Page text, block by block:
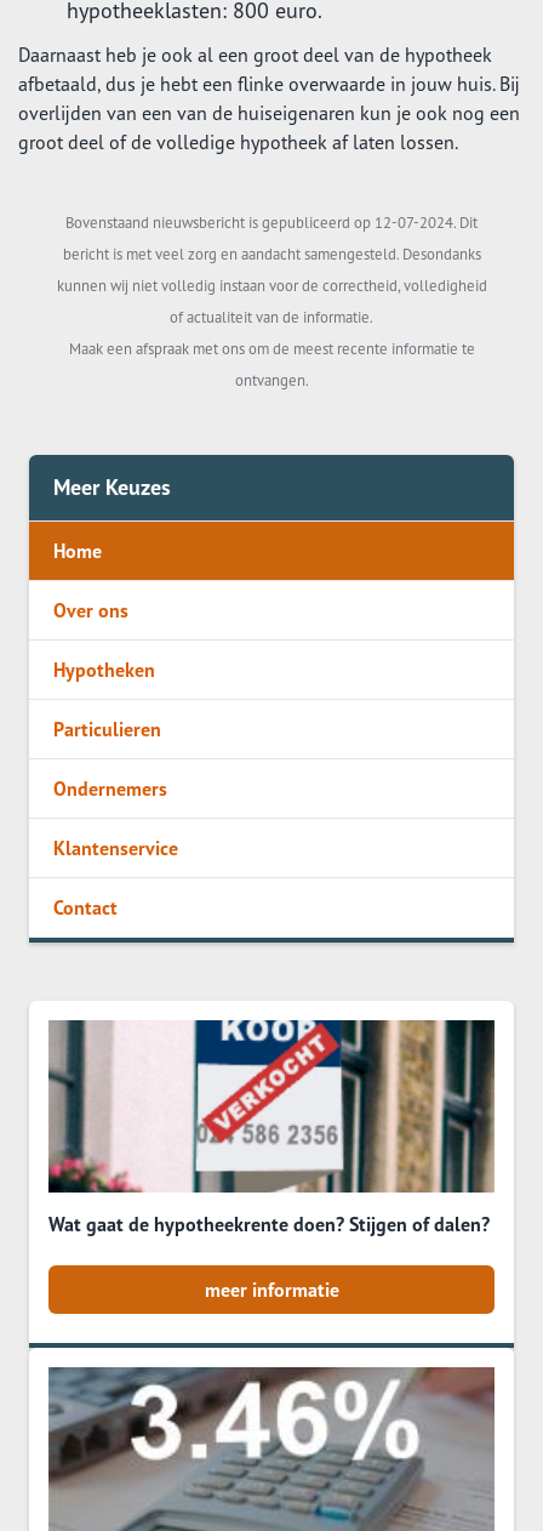
hypotheeklasten: 800 euro.
Daarnaast heb je ook al een groot deel van de hypotheek
afbetaald, dus je hebt een flinke overwaarde in jouw huis. Bij
overlijden van een van de huiseigenaren kun je ook nog een
groot deel of de volledige hypotheek af laten lossen.
Bovenstaand nieuwsbericht is gepubliceerd op 12-07-2024. Dit
bericht is met veel zorg en aandacht samengesteld. Desondanks
kunnen wij niet volledig instaan voor de correctheid, volledigheid
of actualiteit van de informatie.
Maak een afspraak met ons om de meest recente informatie te
ontvangen.
Meer Keuzes
Home
Over ons
Hypotheken
Particulieren
Ondernemers
Klantenservice
Contact
Wat gaat de hypotheekrente doen? Stijgen of dalen?
meer informatie